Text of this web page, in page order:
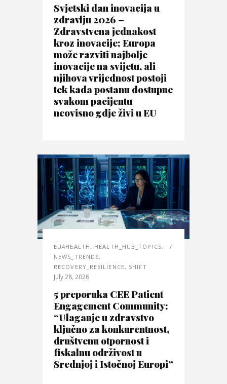
Svjetski dan inovacija u
zdravlju 2026 –
Zdravstvena jednakost
kroz inovacije; Europa
može razviti najbolje
inovacije na svijetu, ali
njihova vrijednost postoji
tek kada postanu dostupne
svakom pacijentu
neovisno gdje živi u EU
EU4HEALTH, HEALTH_HUB_TOPICS,
NEWS_TRENDS,
RECOVERY_RESILIENCE, SHIFT
July 28, 2026
5 preporuka CEE Patient
Engagement Community:
“Ulaganje u zdravstvo
ključno za konkurentnost,
društvenu otpornost i
fiskalnu održivost u
Srednjoj i Istočnoj Europi”